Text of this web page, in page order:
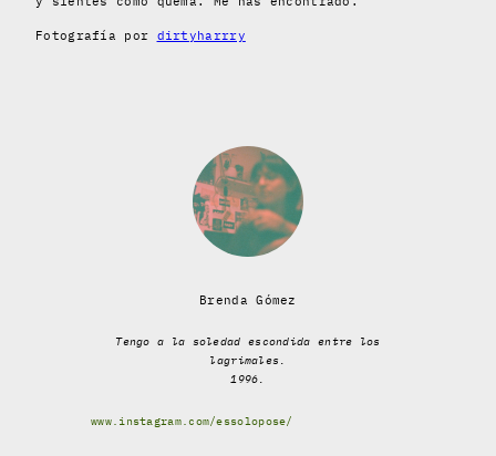
Fotografía por dirtyharrry
Brenda Gómez
Tengo a la soledad escondida entre los
lagrimales.
1996.
www.instagram.com/essolopose/